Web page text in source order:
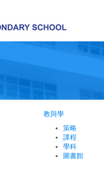
教與學
策略
課程
學科
圖書館